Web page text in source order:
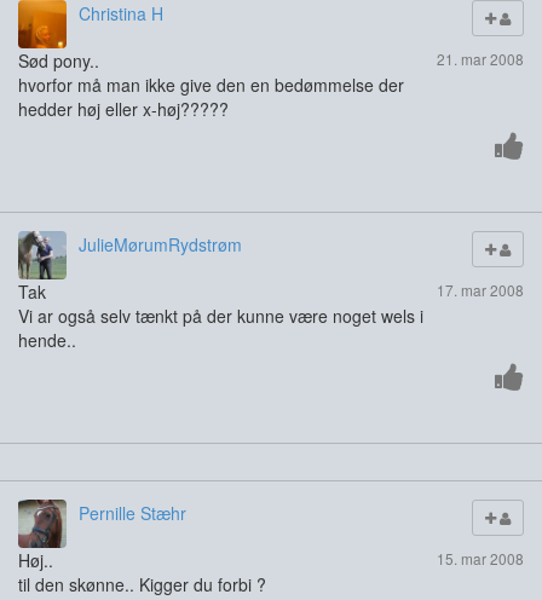
Christina H
21. mar 2008
Sød pony..
hvorfor må man ikke give den en bedømmelse der
hedder høj eller x-høj?????
JulieMørumRydstrøm
17. mar 2008
Tak
Vi ar også selv tænkt på der kunne være noget wels i
hende..
Pernille Stæhr
15. mar 2008
Høj..
til den skønne.. Kigger du forbi ?